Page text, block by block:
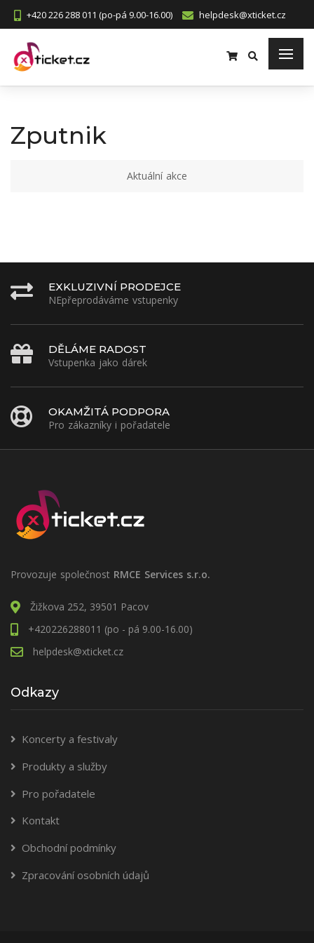
+420 226 288 011 (po-pá 9.00-16.00) helpdesk@xticket.cz
Zputnik
Aktuální akce
EXKLUZIVNÍ PRODEJCE
NEpřeprodáváme vstupenky
DĚLÁME RADOST
Vstupenka jako dárek
OKAMŽITÁ PODPORA
Pro zákazníky i pořadatele
Provozuje společnost RMCE Services s.r.o.
Žižkova 252, 39501 Pacov
+420226288011 (po - pá 9.00-16.00)
helpdesk@xticket.cz
Odkazy
Koncerty a festivaly
Produkty a služby
Pro pořadatele
Kontakt
Obchodní podmínky
Zpracování osobních údajů